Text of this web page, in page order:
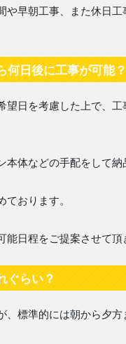
や早朝工事、また休日工
何日後に工事が可能？
望日を考慮した上で、工
本体などの手配をして納
おります。
能日程をご提案させて頂
ぐらい？
、標準的には朝から夕方